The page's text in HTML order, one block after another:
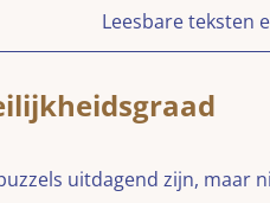
Leesbare teksten
uitdagend zijn, maar